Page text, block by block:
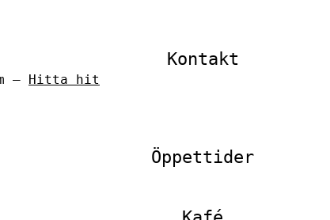
Kontakt
–
Hitta hit
Öppettider